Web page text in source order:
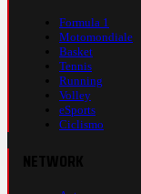
Formula 1
Motomondiale
Basket
Tennis
Running
Volley
eSports
Ciclismo